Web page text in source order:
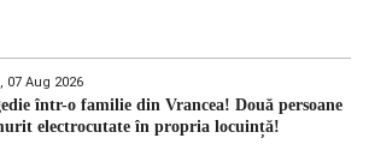
07 Aug 2026
într-o familie din Vrancea! Două persoane
electrocutate în propria locuință!